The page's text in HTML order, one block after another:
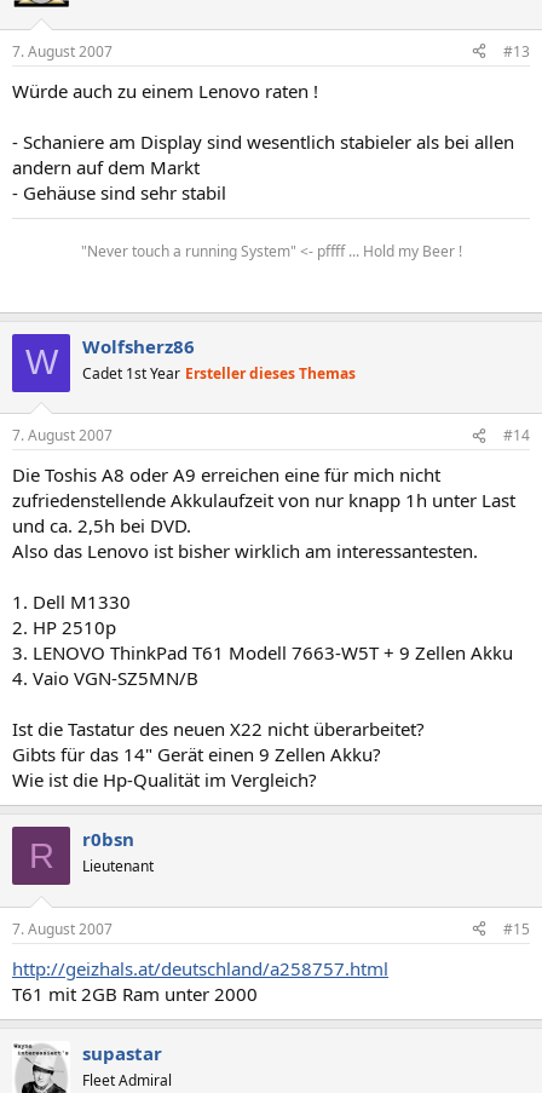
7. August 2007 #13
Würde auch zu einem Lenovo raten !
- Schaniere am Display sind wesentlich stabieler als bei allen
andern auf dem Markt
- Gehäuse sind sehr stabil
"Never touch a running System" <- pffff ... Hold my Beer !
W Wolfsherz86
Cadet 1st Year Ersteller dieses Themas
7. August 2007 #14
Die Toshis A8 oder A9 erreichen eine für mich nicht
zufriedenstellende Akkulaufzeit von nur knapp 1h unter Last
und ca. 2,5h bei DVD.
Also das Lenovo ist bisher wirklich am interessantesten.
1. Dell M1330
2. HP 2510p
3. LENOVO ThinkPad T61 Modell 7663-W5T + 9 Zellen Akku
4. Vaio VGN-SZ5MN/B
Ist die Tastatur des neuen X22 nicht überarbeitet?
Gibts für das 14" Gerät einen 9 Zellen Akku?
Wie ist die Hp-Qualität im Vergleich?
R r0bsn
Lieutenant
7. August 2007 #15
http://geizhals.at/deutschland/a258757.html
T61 mit 2GB Ram unter 2000
supastar
Fleet Admiral